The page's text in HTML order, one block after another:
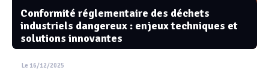
Conformité réglementaire des déchets
industriels dangereux : enjeux techniques et
solutions innovantes
Le 16/12/2025